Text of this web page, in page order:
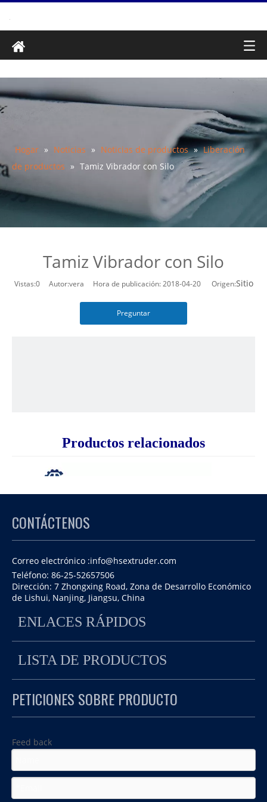
Hogar » Noticias » Noticias de productos » Liberación
de productos » Tamiz Vibrador con Silo
Tamiz Vibrador con Silo
Vistas:0Autor:vera Hora de publicación: 2018-04-20 Origen:Sitio
Preguntar
Criba vibratoria con silo.
Máquina auxiliar en línea de extrusión de plástico.
Cualquier interés no dude en contactarnos.
Productos relacionados
subacuática sin extrusora de doble husillo
CONTÁCTENOS
Correo electrónico :info@hsextruder.com
Teléfono: 86-25-52657506
Dirección: 7 Zhongxing Road, Zona de Desarrollo Económico
de Lishui, Nanjing, Jiangsu, China
ENLACES RÁPIDOS
LISTA DE PRODUCTOS
PETICIONES SOBRE PRODUCTO
Feed back